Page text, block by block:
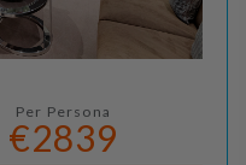
Per Persona
€2839